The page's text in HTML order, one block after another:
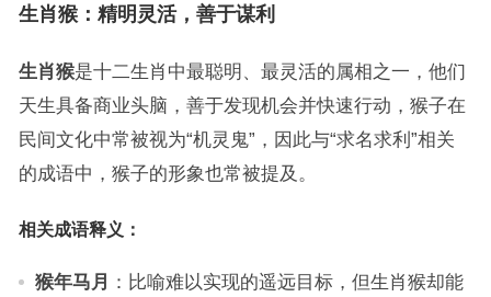
生肖猴：精明灵活，善于谋利
生肖猴是十二生肖中最聪明、最灵活的属相之一，他们
天生具备商业头脑，善于发现机会并快速行动，猴子在
民间文化中常被视为“机灵鬼”，因此与“求名求利”相关
的成语中，猴子的形象也常被提及。
相关成语释义：
猴年马月
：比喻难以实现的遥远目标，但生肖猴却能